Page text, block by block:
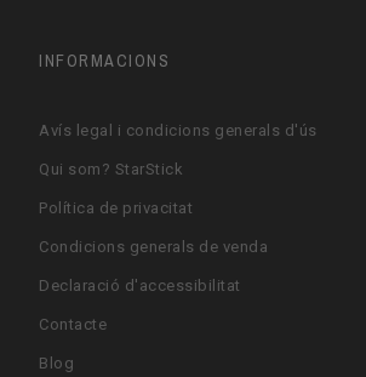
INFORMACIONS
Avís legal i condicions generals d'ús
Qui som? StarStick
Política de privacitat
Condicions generals de venda
Declaració d'accessibilitat
Contacte
Blog